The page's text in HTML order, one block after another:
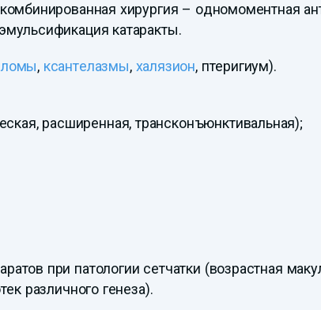
хирургия – одномоментная
катаракты.
, ксантелазмы, халязион, птеригиум).
расширенная, трансконъюнктивальная);
при патологии сетчатки (возрастная
различного генеза).